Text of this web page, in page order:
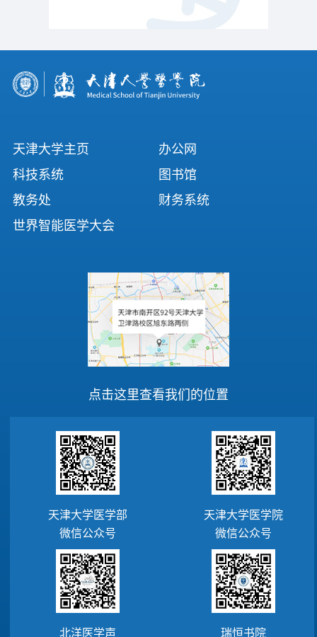
天津大学主页
办公网
科技系统
图书馆
教务处
财务系统
世界智能医学大会
点击这里查看我们的位置
天津大学医学部
微信公众号
天津大学医学院
微信公众号
北洋医学声 瑞恒书院